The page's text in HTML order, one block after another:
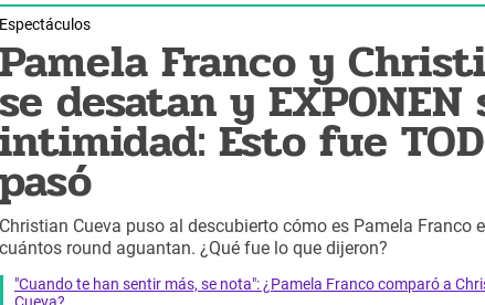
Espectáculos
Pamela Franco y
se desatan y EXPONEN
intimidad: Esto fue
pasó
Christian Cueva puso al descubierto cómo es Pamela Franco
cuántos round aguantan. ¿Qué fue lo que dijeron?
"Cuando te han sentir más, se nota": ¿Pamela Franco comparó a
Cueva?